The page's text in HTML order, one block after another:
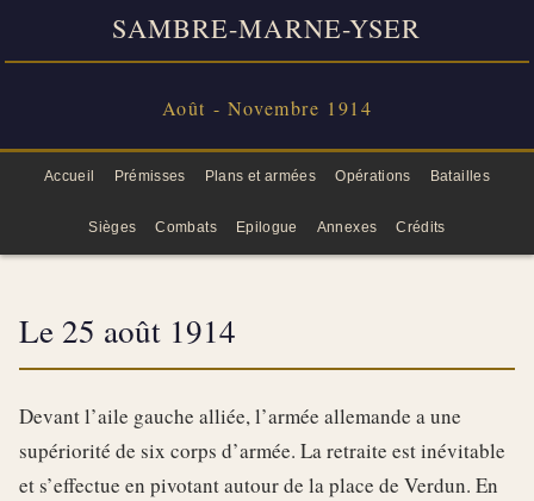
SAMBRE-MARNE-YSER
Août - Novembre 1914
Accueil Prémisses Plans et armées Opérations Batailles
Sièges Combats Epilogue Annexes Crédits
Le 25 août 1914
Devant l’aile gauche alliée, l’armée allemande a une
supériorité de six corps d’armée. La retraite est inévitable
et s’effectue en pivotant autour de la place de Verdun. En